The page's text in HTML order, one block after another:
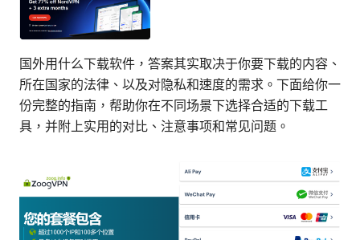
国外用什么下载软件，答案其实取决于你要下载的内容、
所在国家的法律、以及对隐私和速度的需求。下面给你一
份完整的指南，帮助你在不同场景下选择合适的下载工
具，并附上实用的对比、注意事项和常见问题。